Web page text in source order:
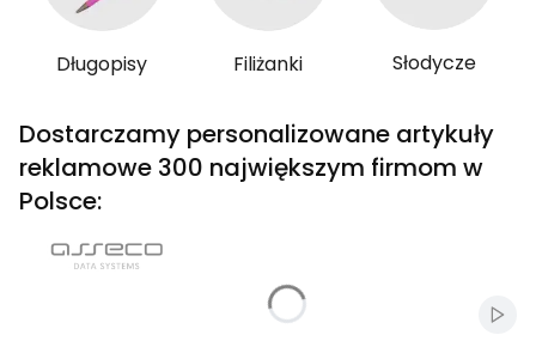
Długopisy Filiżanki Słodycze
Dostarczamy personalizowane artykuły
reklamowe 300 największym firmom w
Polsce: